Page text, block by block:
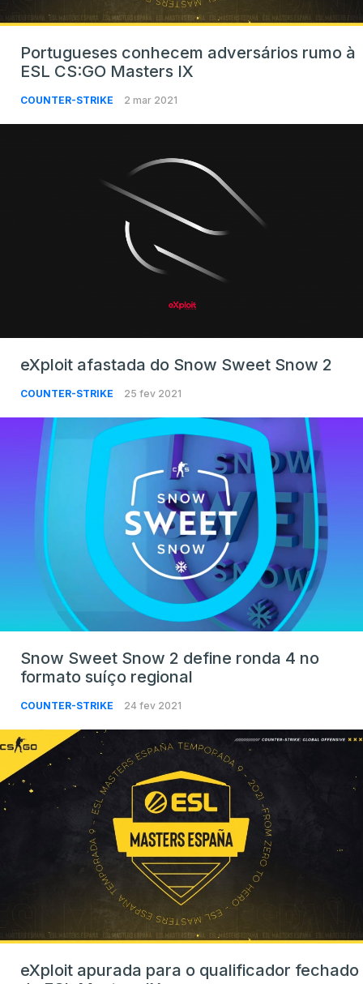
Portugueses conhecem adversários rumo à
ESL CS:GO Masters IX
COUNTER-STRIKE 2 mar 2021
eXploit afastada do Snow Sweet Snow 2
COUNTER-STRIKE 25 fev 2021
Snow Sweet Snow 2 define ronda 4 no
formato suíço regional
COUNTER-STRIKE 24 fev 2021
eXploit apurada para o qualificador fechado